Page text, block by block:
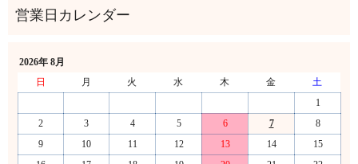
2026年 8月
日
月 火 水 木 金
土
1
2
3 4 5 6 7
8
9
10 11 12 13 14
15